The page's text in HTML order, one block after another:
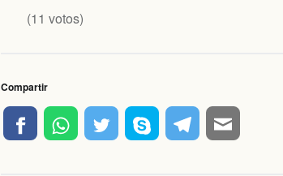
(11 votos)
Compartir